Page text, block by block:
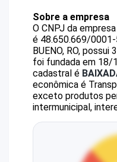
Sobre a empresa
O CNPJ da empresa
é 48.650.669/
BUENO, RO, possui
foi fundada em 18/
cadastral é
econômica é
exceto produtos
intermunicipal,